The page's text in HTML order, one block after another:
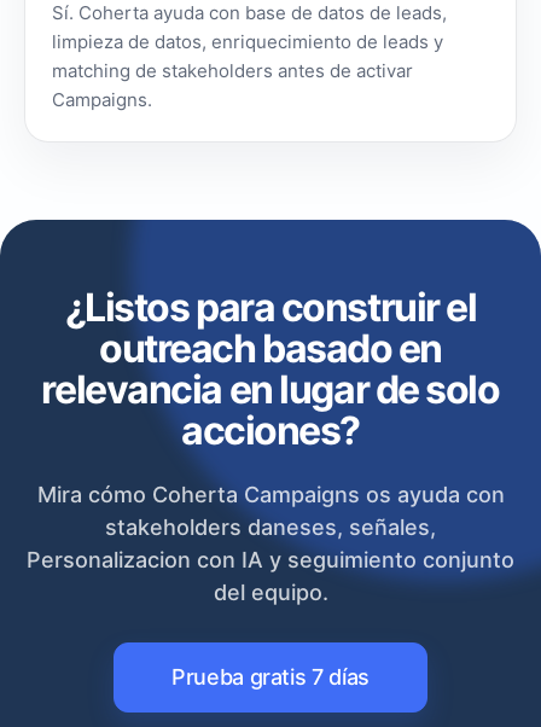
Sí. Coherta ayuda con base de datos de leads,
limpieza de datos, enriquecimiento de leads y
matching de stakeholders antes de activar
Campaigns.
¿Listos para construir el
outreach basado en
relevancia en lugar de solo
acciones?
Mira cómo Coherta Campaigns os ayuda con
stakeholders daneses, señales,
Personalizacion con IA y seguimiento conjunto
del equipo.
Prueba gratis 7 días